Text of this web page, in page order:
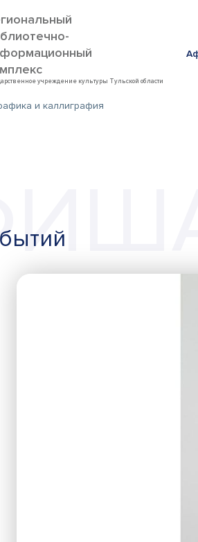
учреждение культуры Тульской области
и каллиграфия